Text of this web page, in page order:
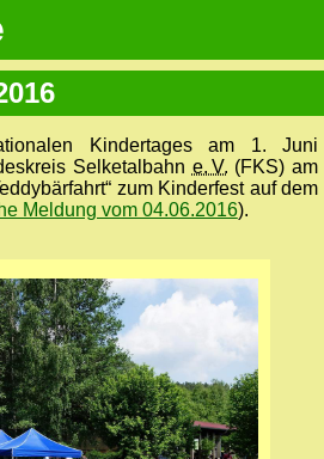
Kindertages am 1. Juni
Selketalbahn e. V. (FKS) am
zum Kinderfest auf dem
Meldung vom 04.06.2016).